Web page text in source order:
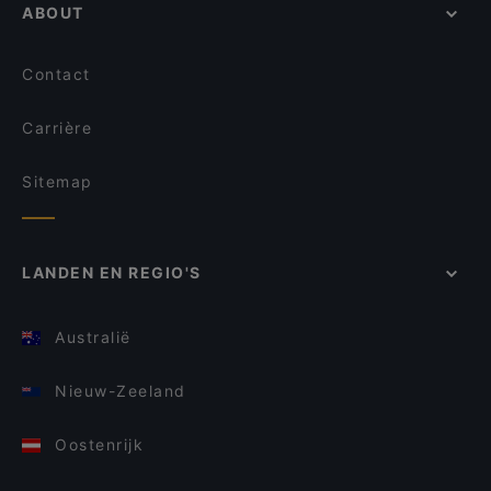
ABOUT
Contact
Carrière
Sitemap
LANDEN EN REGIO'S
Australië
Nieuw-Zeeland
Oostenrijk